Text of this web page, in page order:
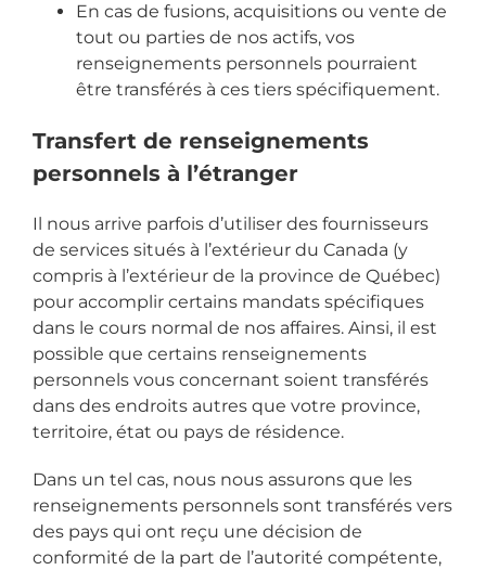
En cas de fusions, acquisitions ou vente de
tout ou parties de nos actifs, vos
renseignements personnels pourraient
être transférés à ces tiers spécifiquement.
Transfert de renseignements
personnels à l’étranger
Il nous arrive parfois d’utiliser des fournisseurs
de services situés à l’extérieur du Canada (y
compris à l’extérieur de la province de Québec)
pour accomplir certains mandats spécifiques
dans le cours normal de nos affaires. Ainsi, il est
possible que certains renseignements
personnels vous concernant soient transférés
dans des endroits autres que votre province,
territoire, état ou pays de résidence.
Dans un tel cas, nous nous assurons que les
renseignements personnels sont transférés vers
des pays qui ont reçu une décision de
conformité de la part de l’autorité compétente,